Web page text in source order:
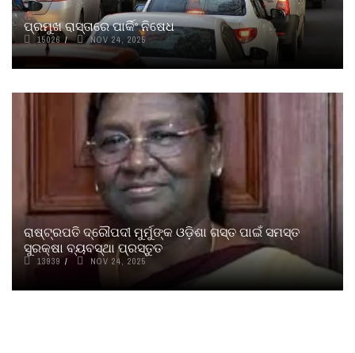
ପ୍ରମୁଖ ରାସ୍ତାରେ ପାର୍କିଂ ନିଷେଧ
15026 NOV 24, 2025
ରାଷ୍ଟ୍ରପତି ଦ୍ରୌପଦୀ ମୁର୍ମୁଙ୍କ ଓଡ଼ିଶା ଗସ୍ତ ପାଇଁ ସମସ୍ତ
ସୁରକ୍ଷା ବ୍ୟବସ୍ଥା ପ୍ରସ୍ତୁତ
13939 NOV 24, 2025